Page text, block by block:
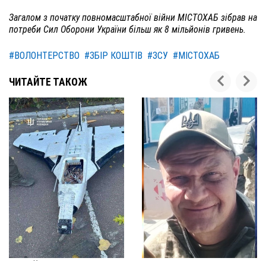
Загалом з початку повномасштабної війни МІСТОХАБ зібрав на
потреби Сил Оборони України більш як 8 мільйонів гривень.
#ВОЛОНТЕРСТВО #ЗБІР КОШТІВ #ЗСУ #МІСТОХАБ
ЧИТАЙТЕ ТАКОЖ